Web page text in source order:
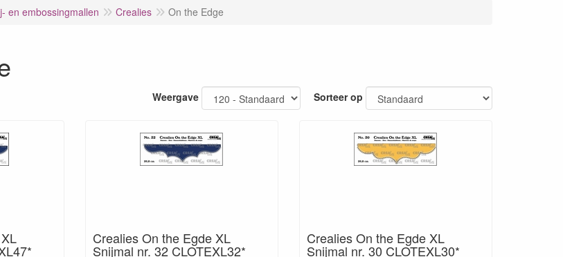
en embossingmallen Crealies On the Edge
Weergave Sorteer op
Crealies On the Egde XL
Snijmal nr. 32 CLOTEXL32*
Crealies On the Egde XL
Snijmal nr. 30 CLOTEXL30*